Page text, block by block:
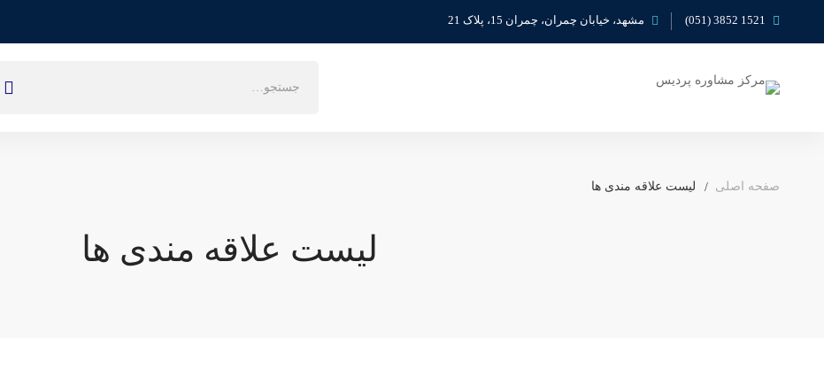
1521 3852 (051) مشهد، خیابان چمران، چمران 15، پلاک 21
صفحه اصلی لیست علاقه مندی ها
لیست علاقه مندی ها